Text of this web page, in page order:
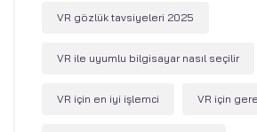
VR gözlük tavsiyeleri 2025
VR ile uyumlu bilgisayar nasıl seçilir
VR için en iyi işlemci VR için